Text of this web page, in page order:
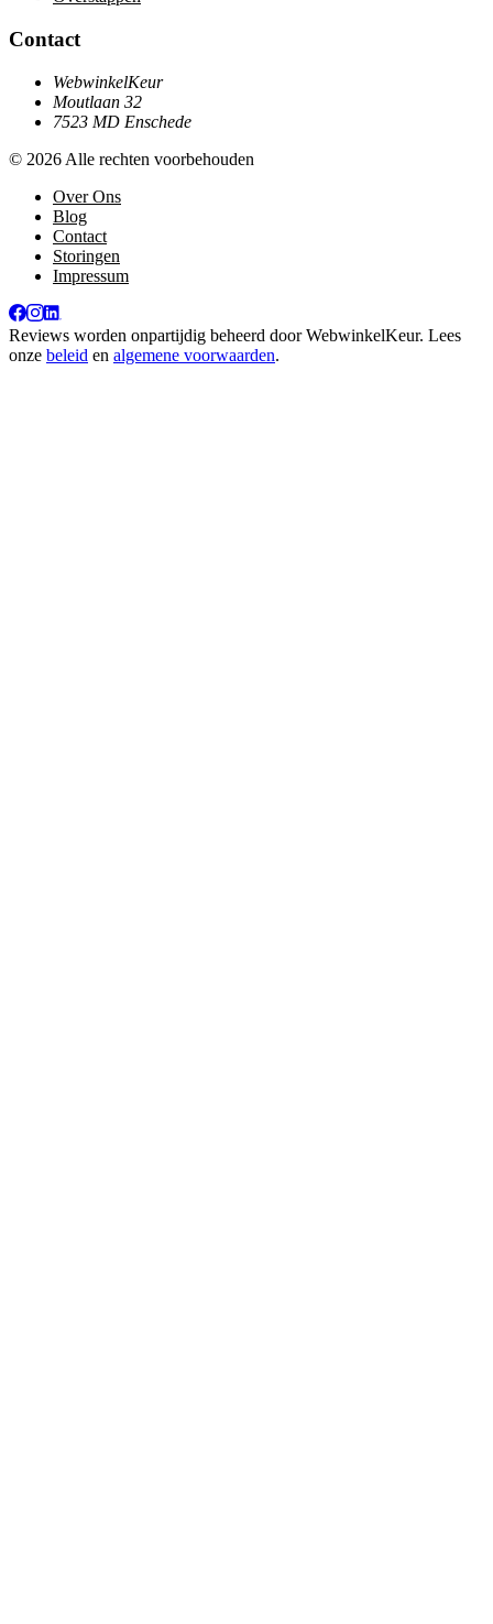
Contact
WebwinkelKeur
Moutlaan 32
7523 MD Enschede
© 2026 Alle rechten voorbehouden
Over Ons
Blog
Contact
Storingen
Impressum
Reviews worden onpartijdig beheerd doorWebwinkelKeur. Lees
onze beleid en algemene voorwaarden.